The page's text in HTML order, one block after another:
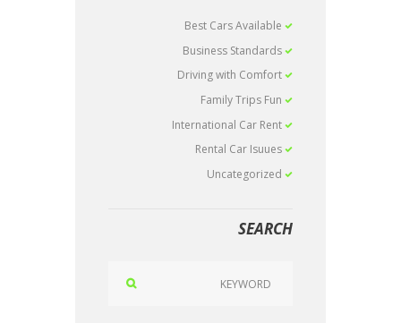
Best Cars Available
Business Standards
Driving with Comfort
Family Trips Fun
International Car Rent
Rental Car Isuues
Uncategorized
SEARCH